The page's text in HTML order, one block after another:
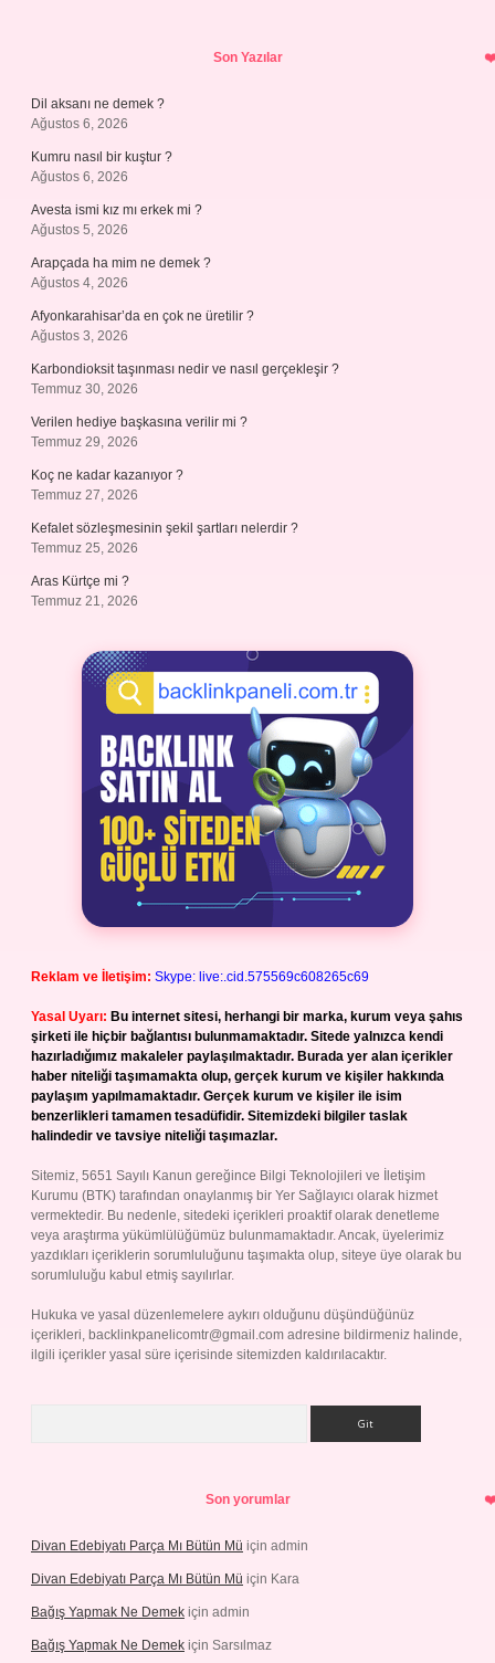
Son Yazılar
Dil aksanı ne demek ?
Ağustos 6, 2026
Kumru nasıl bir kuştur ?
Ağustos 6, 2026
Avesta ismi kız mı erkek mi ?
Ağustos 5, 2026
Arapçada ha mim ne demek ?
Ağustos 4, 2026
Afyonkarahisar’da en çok ne üretilir ?
Ağustos 3, 2026
Karbondioksit taşınması nedir ve nasıl gerçekleşir ?
Temmuz 30, 2026
Verilen hediye başkasına verilir mi ?
Temmuz 29, 2026
Koç ne kadar kazanıyor ?
Temmuz 27, 2026
Kefalet sözleşmesinin şekil şartları nelerdir ?
Temmuz 25, 2026
Aras Kürtçe mi ?
Temmuz 21, 2026
Reklam ve İletişim: Skype: live:.cid.575569c608265c69
Yasal Uyarı: Bu internet sitesi, herhangi bir marka, kurum veya şahıs
şirketi ile hiçbir bağlantısı bulunmamaktadır. Sitede yalnızca kendi
hazırladığımız makaleler paylaşılmaktadır. Burada yer alan içerikler
haber niteliği taşımamakta olup, gerçek kurum ve kişiler hakkında
paylaşım yapılmamaktadır. Gerçek kurum ve kişiler ile isim
benzerlikleri tamamen tesadüfidir. Sitemizdeki bilgiler taslak
halindedir ve tavsiye niteliği taşımazlar.
Sitemiz, 5651 Sayılı Kanun gereğince Bilgi Teknolojileri ve İletişim
Kurumu (BTK) tarafından onaylanmış bir Yer Sağlayıcı olarak hizmet
vermektedir. Bu nedenle, sitedeki içerikleri proaktif olarak denetleme
veya araştırma yükümlülüğümüz bulunmamaktadır. Ancak, üyelerimiz
yazdıkları içeriklerin sorumluluğunu taşımakta olup, siteye üye olarak bu
sorumluluğu kabul etmiş sayılırlar.
Hukuka ve yasal düzenlemelere aykırı olduğunu düşündüğünüz
içerikleri, backlinkpanelicomtr@gmail.com adresine bildirmeniz halinde,
ilgili içerikler yasal süre içerisinde sitemizden kaldırılacaktır.
Son yorumlar
Divan Edebiyatı Parça Mı Bütün Mü için admin
Divan Edebiyatı Parça Mı Bütün Mü için Kara
Bağış Yapmak Ne Demek için admin
Bağış Yapmak Ne Demek için Sarsılmaz